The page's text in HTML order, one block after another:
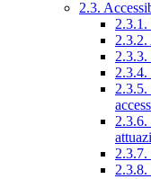
2.3.
2.3.2.
2.3.3.
2.3.4.
2.3.5.
2.3.6.
2.3.7.